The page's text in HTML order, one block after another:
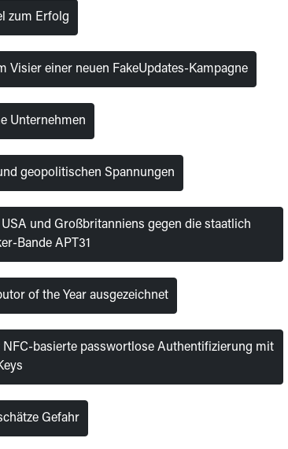
zum Erfolg
Visier einer neuen FakeUpdates-Kampagne
Unternehmen
geopolitischen Spannungen
und Großbritanniens gegen die staatlich
Bande APT31
of the Year ausgezeichnet
basierte passwortlose Authentifizierung mit
Gefahr